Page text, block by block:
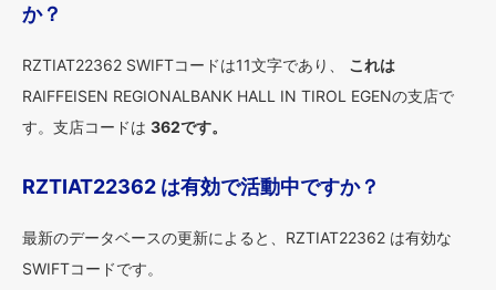
か？
RZTIAT22362 SWIFTコードは11文字であり、 これは
RAIFFEISEN REGIONALBANK HALL IN TIROL EGENの支店で
す。支店コードは 362です。
RZTIAT22362 は有効で活動中ですか？
最新のデータベースの更新によると、RZTIAT22362 は有効な
SWIFTコードです。